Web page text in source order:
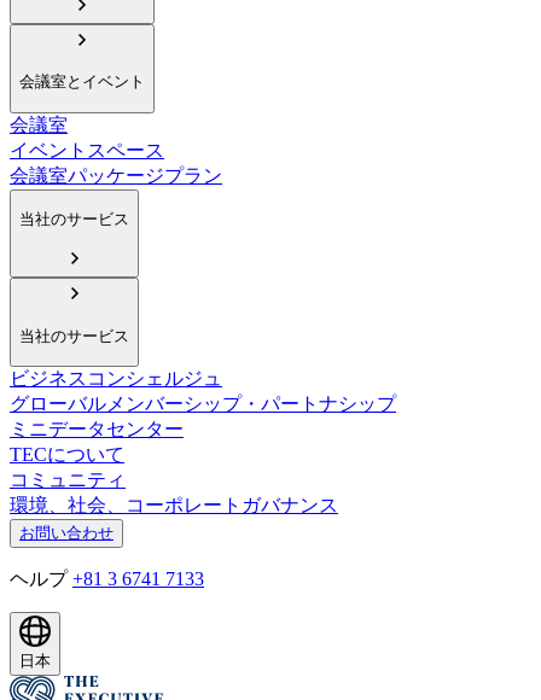
会議室とイベント
会議室
イベントスペース
会議室パッケージプラン
当社のサービス
当社のサービス
ビジネスコンシェルジュ
グローバルメンバーシップ・パートナシップ
ミニデータセンター
TECについて
コミュニティ
環境、社会、コーポレートガバナンス
お問い合わせ
ヘルプ +81 3 6741 7133
日本